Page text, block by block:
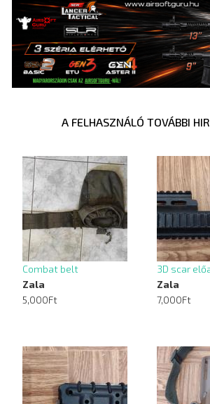
A FELHASZNÁLÓ TOVÁBBI
Combat belt
Zala
5,000Ft
3D scar
Zala
7,000Ft